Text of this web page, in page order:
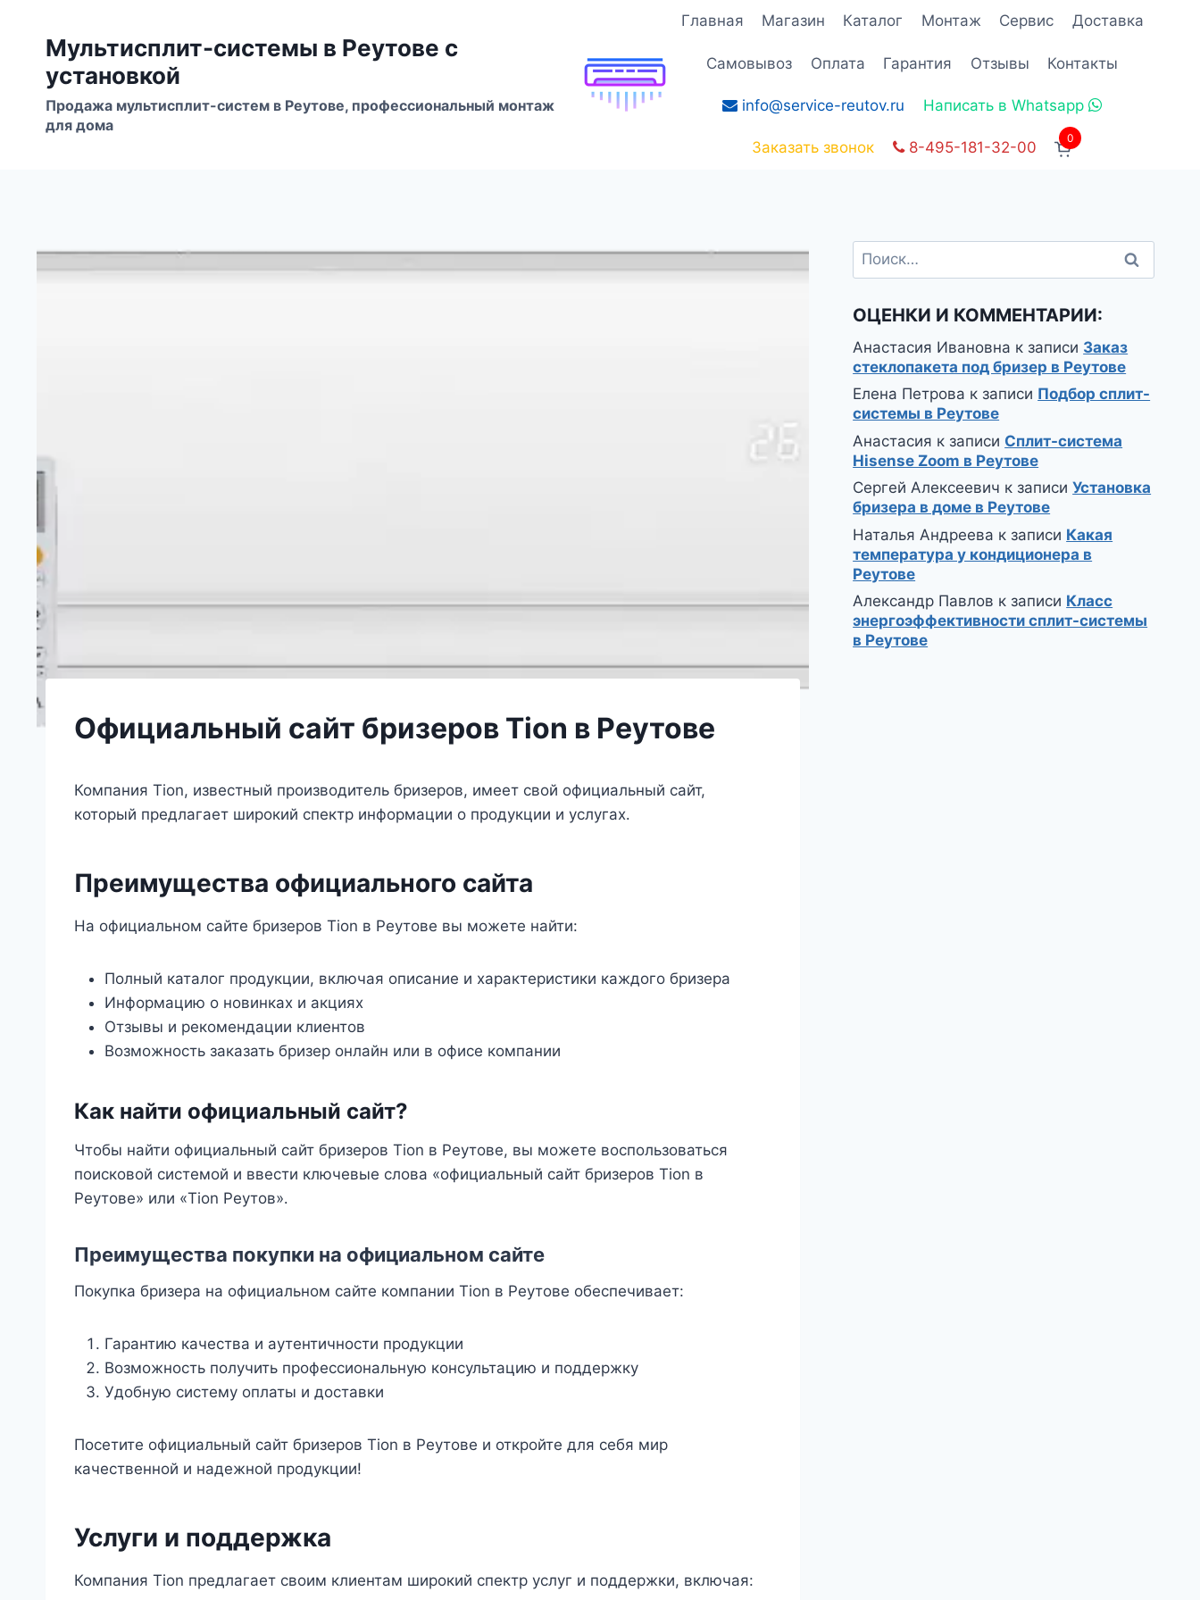
содержимому
Мультисплит-системы в Реутове с
установкой
Продажа мультисплит-систем в Реутове, профессиональный монтаж
для дома
Главная Магазин Каталог Монтаж Сервис Доставка
Самовывоз Оплата Гарантия Отзывы Контакты
info@service-reutov.ru Написать в Whatsapp
Заказать звонок 8-495-181-32-00
0
Официальный сайт бризеров Tion в Реутове
Компания Tion, известный производитель бризеров, имеет свой официальный сайт,
который предлагает широкий спектр информации о продукции и услугах․
Преимущества официального сайта
На официальном сайте бризеров Tion в Реутове вы можете найти:
Полный каталог продукции, включая описание и характеристики каждого бризера
Информацию о новинках и акциях
Отзывы и рекомендации клиентов
Возможность заказать бризер онлайн или в офисе компании
Как найти официальный сайт?
Чтобы найти официальный сайт бризеров Tion в Реутове, вы можете воспользоваться
поисковой системой и ввести ключевые слова «официальный сайт бризеров Tion в
Реутове» или «Tion Реутов»․
Преимущества покупки на официальном сайте
Покупка бризера на официальном сайте компании Tion в Реутове обеспечивает:
Гарантию качества и аутентичности продукции
Возможность получить профессиональную консультацию и поддержку
Удобную систему оплаты и доставки
Посетите официальный сайт бризеров Tion в Реутове и откройте для себя мир
качественной и надежной продукции!
Услуги и поддержка
Компания Tion предлагает своим клиентам широкий спектр услуг и поддержки, включая:
Найти:
ОЦЕНКИ И КОММЕНТАРИИ:
Анастасия Ивановна к записи Заказ
стеклопакета под бризер в Реутове
Елена Петрова к записи Подбор сплит-
системы в Реутове
Анастасия к записи Сплит-система
Hisense Zoom в Реутове
Сергей Алексеевич к записиУстановка
бризера в доме в Реутове
Наталья Андреева к записи Какая
температура у кондиционера в
Реутове
Александр Павлов к записи Класс
энергоэффективности сплит-системы
в Реутове